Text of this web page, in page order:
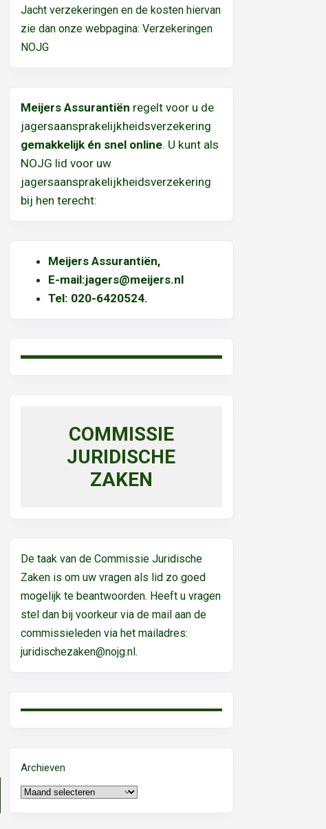
Jacht verzekeringen en de kosten hiervan
zie dan onze webpagina:Verzekeringen
NOJG
Meijers Assurantiën regelt voor u de
jagersaansprakelijkheidsverzekering
gemakkelijk én snel online. U kunt als
NOJG lid voor uw
jagersaansprakelijkheidsverzekering
bij hen terecht:
Meijers Assurantiën,
E-mail:jagers@meijers.nl
Tel: 020-6420524.
COMMISSIE
JURIDISCHE
ZAKEN
De taak van de Commissie Juridische
Zaken is om uw vragen als lid zo goed
mogelijk te beantwoorden. Heeft u vragen
stel dan bij voorkeur via de mail aan de
commissieleden via het mailadres:
juridischezaken@nojg.nl.
Archieven